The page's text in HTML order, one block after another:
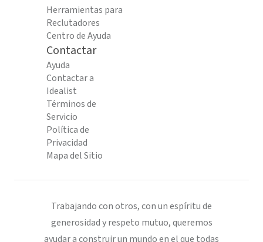
Herramientas para
Reclutadores
Centro de Ayuda
Contactar
Ayuda
Contactar a
Idealist
Términos de
Servicio
Política de
Privacidad
Mapa del Sitio
Trabajando con otros, con un espíritu de
generosidad y respeto mutuo, queremos
ayudar a construir un mundo en el que todas